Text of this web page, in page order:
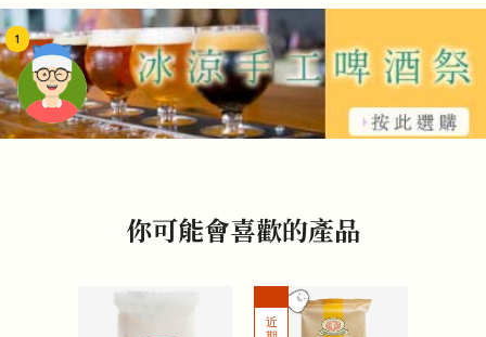
頭像生成器: 快樂家庭網上店
1
你可能會喜歡的產品